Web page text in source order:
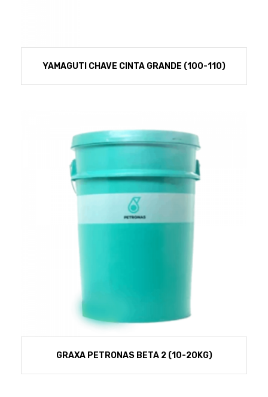
YAMAGUTI CHAVE CINTA GRANDE (100-110)
GRAXA PETRONAS BETA 2 (10-20KG)